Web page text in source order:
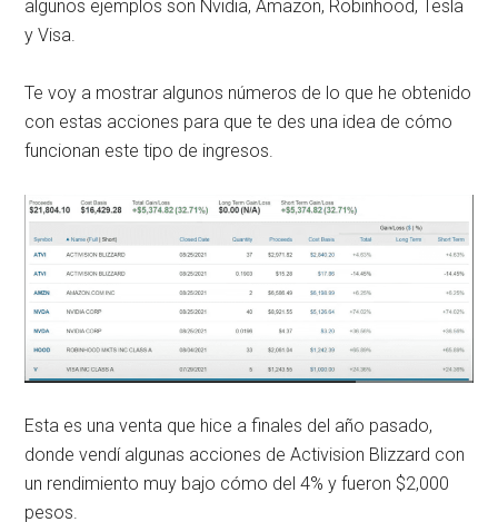
algunos ejemplos son Nvidia, Amazon, Robinhood, Tesla
y Visa.
Te voy a mostrar algunos números de lo que he obtenido
con estas acciones para que te des una idea de cómo
funcionan este tipo de ingresos.
Esta es una venta que hice a finales del año pasado,
donde vendí algunas acciones de Activision Blizzard con
un rendimiento muy bajo cómo del 4% y fueron $2,000
pesos.